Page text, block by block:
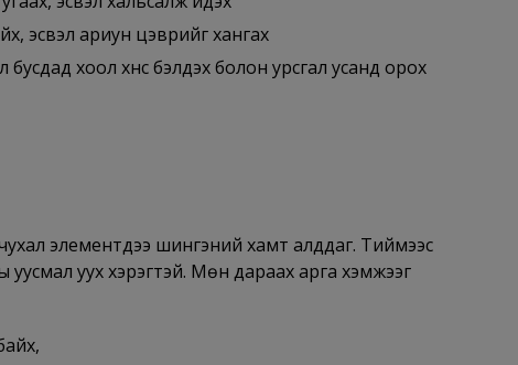
эсвэл ариун цэврийг хангах
хоол хүнс бэлдэх болон урсгал усанд орох
элементүүдээ шингэний хамт алддаг. Тиймээс
уусмал уух хэрэгтэй. Мөн дараах арга хэмжээг